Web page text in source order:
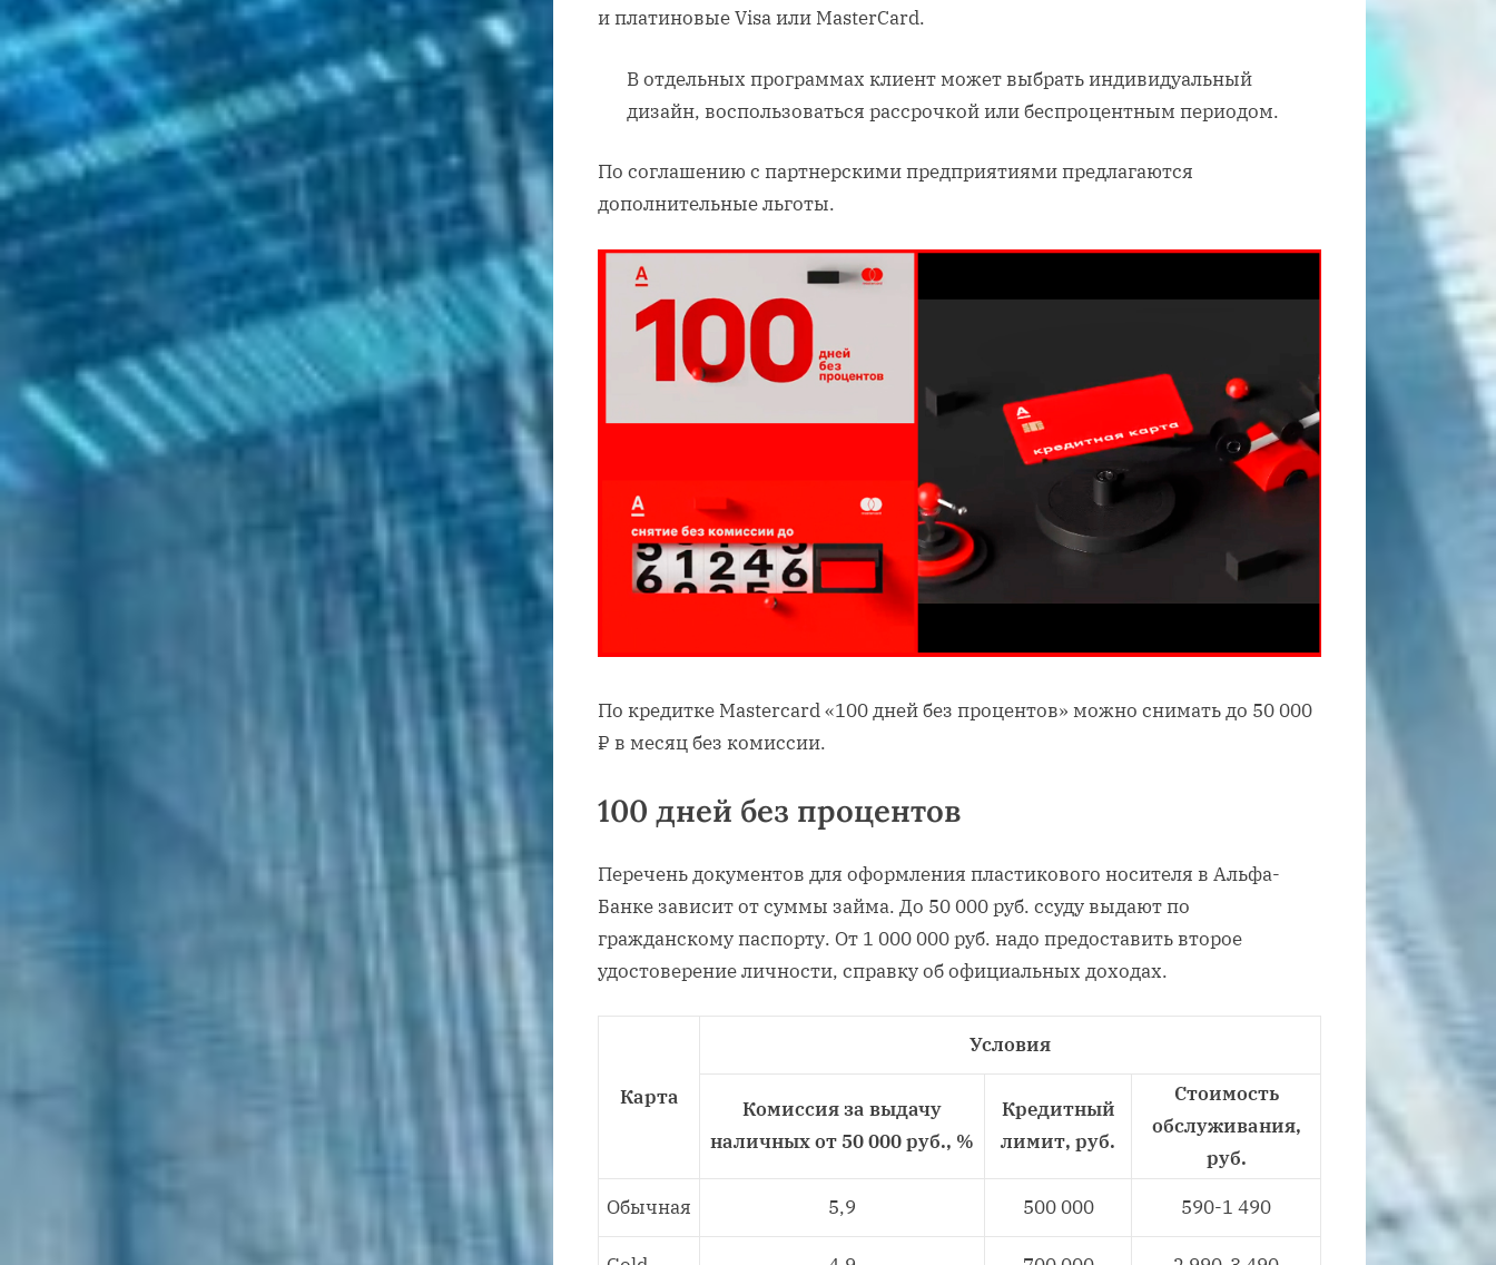
и платиновые Visa или MasterCard.
В отдельных программах клиент может выбрать индивидуальный
дизайн, воспользоваться рассрочкой или беспроцентным периодом.
По соглашению с партнерскими предприятиями предлагаются
дополнительные льготы.
По кредитке Mastercard «100 дней без процентов» можно снимать до 50 000
₽ в месяц без комиссии.
100 дней без процентов
Перечень документов для оформления пластикового носителя в Альфа-
Банке зависит от суммы займа. До 50 000 руб. ссуду выдают по
гражданскому паспорту. От 1 000 000 руб. надо предоставить второе
удостоверение личности, справку об официальных доходах.
Карта
Условия
Комиссия за выдачу
наличных от 50 000 руб., %
Кредитный
лимит, руб.
Стоимость
обслуживания,
руб.
Обычная
5,9 500 000 590-1 490